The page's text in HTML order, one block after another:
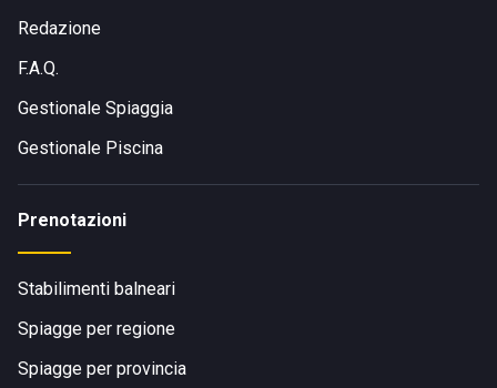
Redazione
F.A.Q.
Gestionale Spiaggia
Gestionale Piscina
Prenotazioni
Stabilimenti balneari
Spiagge per regione
Spiagge per provincia